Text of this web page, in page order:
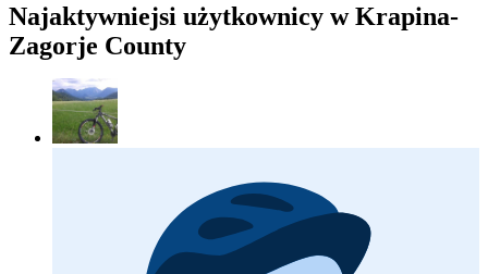
Najaktywniejsi użytkownicy w Krapina-
Zagorje County